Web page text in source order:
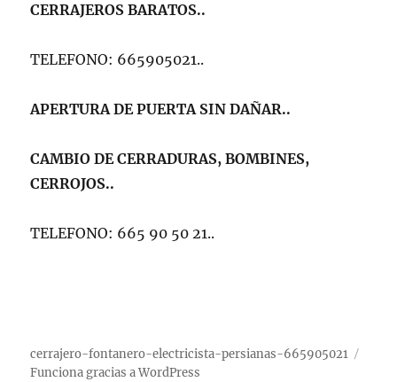
CERRAJEROS BARATOS..
TELEFONO: 665905021..
APERTURA DE PUERTA SIN DAÑAR..
CAMBIO DE CERRADURAS, BOMBINES,
CERROJOS..
TELEFONO: 665 90 50 21..
cerrajero-fontanero-electricista-persianas-665905021
Funciona gracias a WordPress